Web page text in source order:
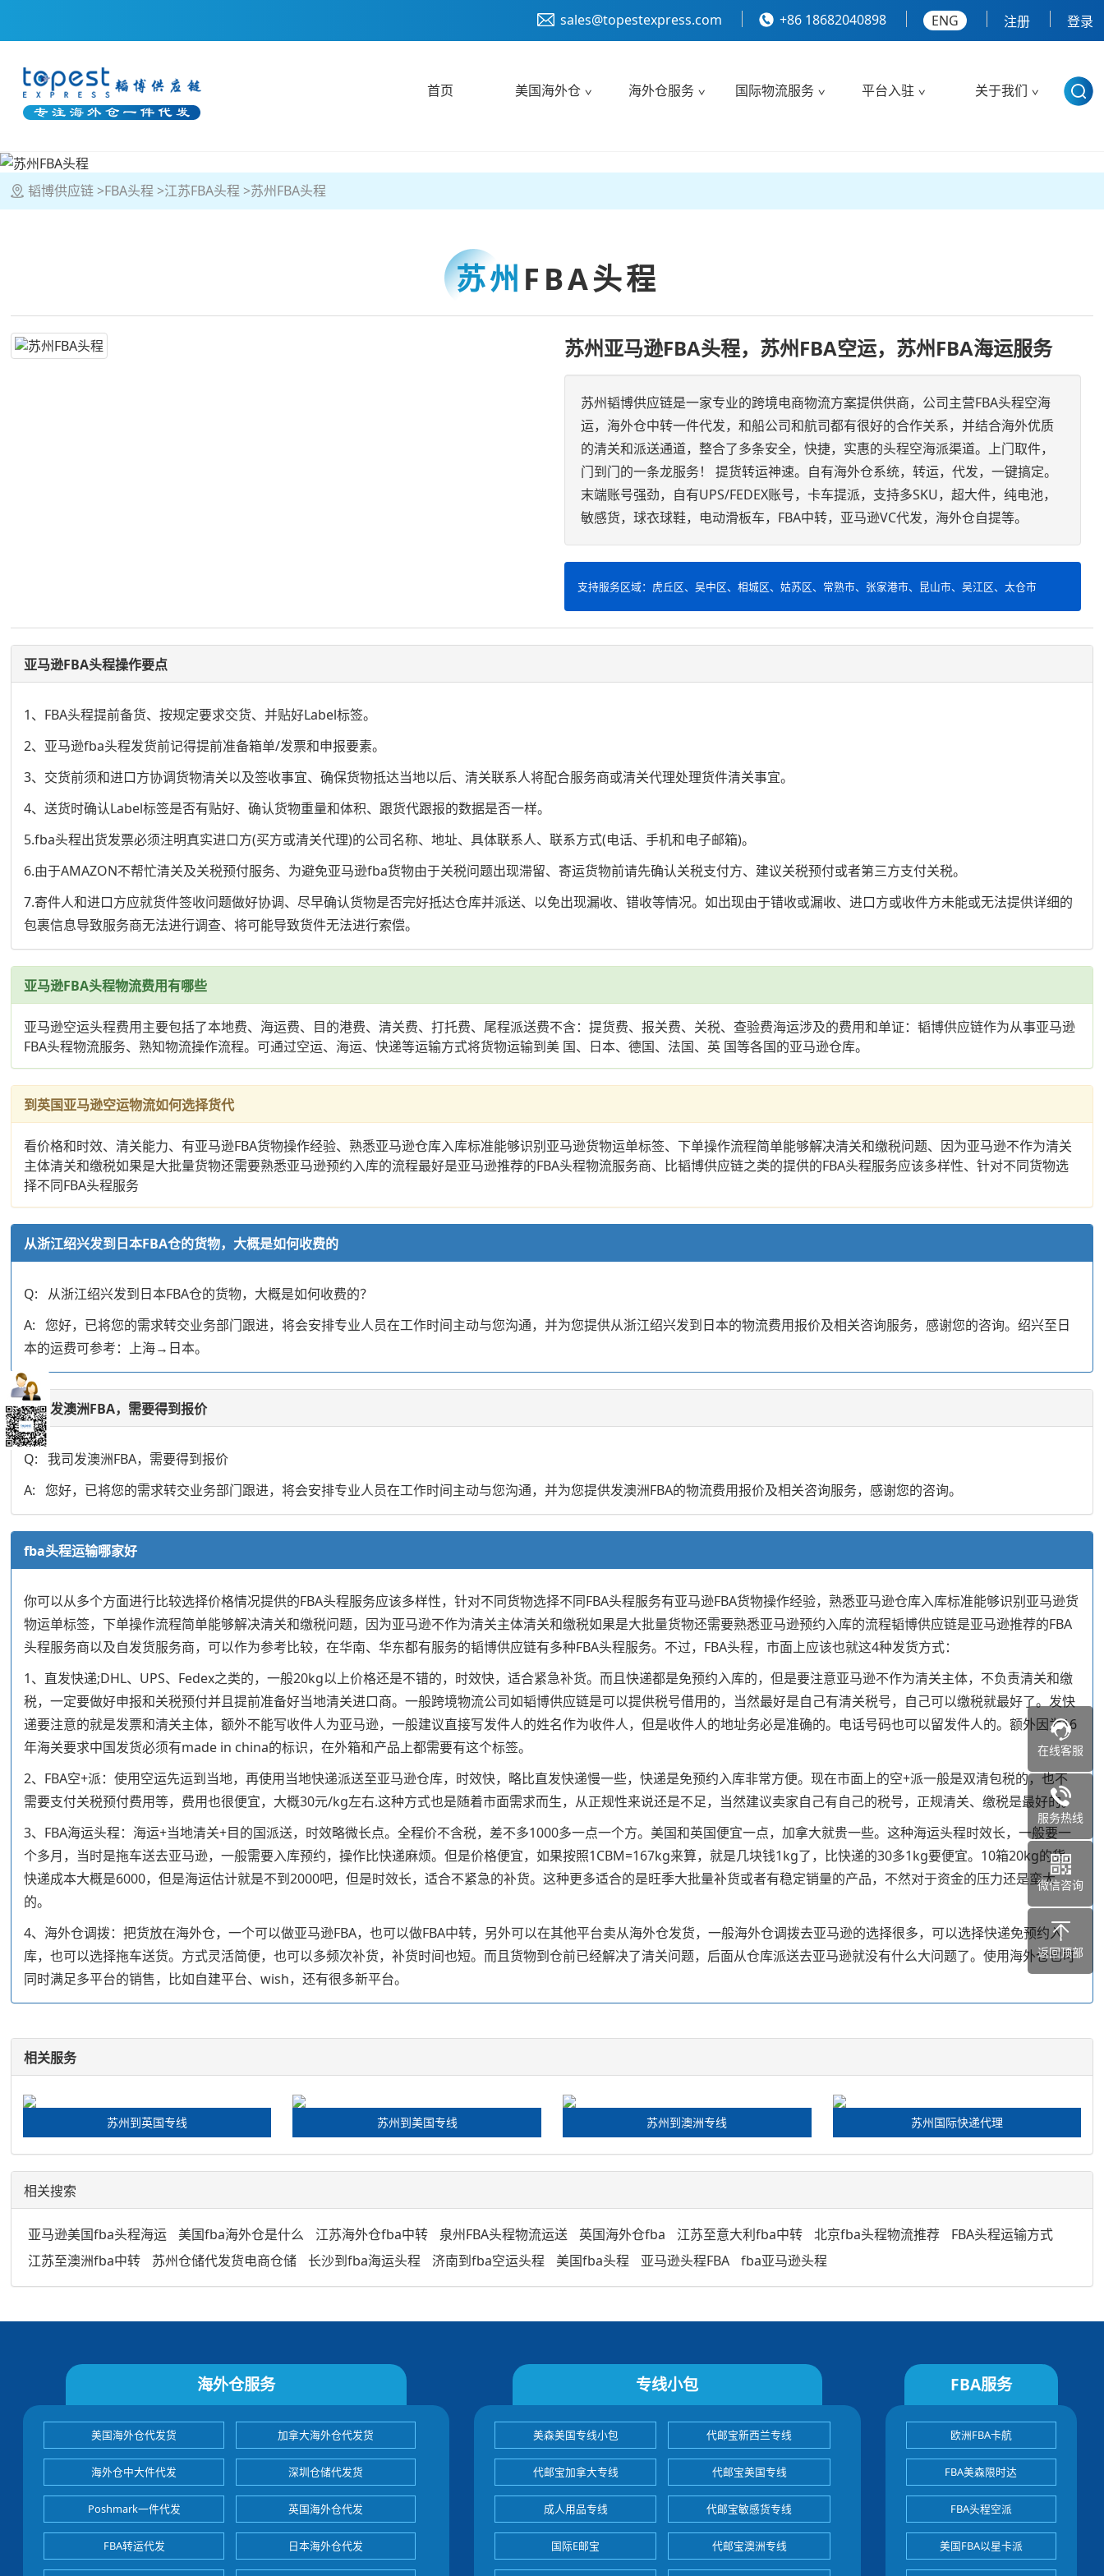
sales@topestexpress.com +86 18682040898 ENG 注册 登录
首页 美国海外仓 海外仓服务 国际物流服务 平台入驻 关于我们
韬博供应链 FBA头程 江苏FBA头程 苏州FBA头程
苏州 FBA头程
苏州亚马逊FBA头程，苏州FBA空运，苏州FBA海运服务
苏州韬博供应链是一家专业的跨境电商物流方案提供供商，公司主营FBA头程空海
运，海外仓中转一件代发，和船公司和航司都有很好的合作关系，并结合海外优质
的清关和派送通道，整合了多条安全，快捷，实惠的头程空海派渠道。上门取件，
门到门的一条龙服务！ 提货转运神速。自有海外仓系统，转运，代发，一键搞定。
末端账号强劲，自有UPS/FEDEX账号，卡车提派，支持多SKU，超大件，纯电池，
敏感货，球衣球鞋，电动滑板车，FBA中转，亚马逊VC代发，海外仓自提等。
支持服务区域：虎丘区、吴中区、相城区、姑苏区、常熟市、张家港市、昆山市、吴江区、太仓市
亚马逊FBA头程操作要点
1、FBA头程提前备货、按规定要求交货、并贴好Label标签。
2、亚马逊fba头程发货前记得提前准备箱单/发票和申报要素。
3、交货前须和进口方协调货物清关以及签收事宜、确保货物抵达当地以后、清关联系人将配合服务商或清关代理处理货件清关事宜。
4、送货时确认Label标签是否有贴好、确认货物重量和体积、跟货代跟报的数据是否一样。
5.fba头程出货发票必须注明真实进口方(买方或清关代理)的公司名称、地址、具体联系人、联系方式(电话、手机和电子邮箱)。
6.由于AMAZON不帮忙清关及关税预付服务、为避免亚马逊fba货物由于关税问题出现滞留、寄运货物前请先确认关税支付方、建议关税预付或者第三方支付关税。
7.寄件人和进口方应就货件签收问题做好协调、尽早确认货物是否完好抵达仓库并派送、以免出现漏收、错收等情况。如出现由于错收或漏收、进口方或收件方未能或无法提供详细的
包裹信息导致服务商无法进行调查、将可能导致货件无法进行索偿。
亚马逊FBA头程物流费用有哪些
亚马逊空运头程费用主要包括了本地费、海运费、目的港费、清关费、打托费、尾程派送费不含：提货费、报关费、关税、查验费海运涉及的费用和单证：韬博供应链作为从事亚马逊
FBA头程物流服务、熟知物流操作流程。可通过空运、海运、快递等运输方式将货物运输到美 国、日本、德国、法国、英 国等各国的亚马逊仓库。
到英国亚马逊空运物流如何选择货代
看价格和时效、清关能力、有亚马逊FBA货物操作经验、熟悉亚马逊仓库入库标准能够识别亚马逊货物运单标签、下单操作流程简单能够解决清关和缴税问题、因为亚马逊不作为清关
主体清关和缴税如果是大批量货物还需要熟悉亚马逊预约入库的流程最好是亚马逊推荐的FBA头程物流服务商、比韬博供应链之类的提供的FBA头程服务应该多样性、针对不同货物选
择不同FBA头程服务
从浙江绍兴发到日本FBA仓的货物，大概是如何收费的
Q: 从浙江绍兴发到日本FBA仓的货物，大概是如何收费的？
A: 您好，已将您的需求转交业务部门跟进，将会安排专业人员在工作时间主动与您沟通，并为您提供从浙江绍兴发到日本的物流费用报价及相关咨询服务，感谢您的咨询。绍兴至日
本的运费可参考：上海→日本。
我司发澳洲FBA，需要得到报价
Q: 我司发澳洲FBA，需要得到报价
A: 您好，已将您的需求转交业务部门跟进，将会安排专业人员在工作时间主动与您沟通，并为您提供发澳洲FBA的物流费用报价及相关咨询服务，感谢您的咨询。
fba头程运输哪家好
你可以从多个方面进行比较选择价格情况提供的FBA头程服务应该多样性，针对不同货物选择不同FBA头程服务有亚马逊FBA货物操作经验，熟悉亚马逊仓库入库标准能够识别亚马逊货
物运单标签，下单操作流程简单能够解决清关和缴税问题，因为亚马逊不作为清关主体清关和缴税如果是大批量货物还需要熟悉亚马逊预约入库的流程韬博供应链是亚马逊推荐的FBA
头程服务商以及自发货服务商，可以作为参考比较，在华南、华东都有服务的韬博供应链有多种FBA头程服务。不过，FBA头程，市面上应该也就这4种发货方式：
1、直发快递;DHL、UPS、Fedex之类的，一般20kg以上价格还是不错的，时效快，适合紧急补货。而且快递都是免预约入库的，但是要注意亚马逊不作为清关主体，不负责清关和缴
税，一定要做好申报和关税预付并且提前准备好当地清关进口商。一般跨境物流公司如韬博供应链是可以提供税号借用的，当然最好是自己有清关税号，自己可以缴税就最好了。发快
递要注意的就是发票和清关主体，额外不能写收件人为亚马逊，一般建议直接写发件人的姓名作为收件人，但是收件人的地址务必是准确的。电话号码也可以留发件人的。额外因为16
年海关要求中国发货必须有made in china的标识，在外箱和产品上都需要有这个标签。
2、FBA空+派：使用空运先运到当地，再使用当地快递派送至亚马逊仓库，时效快，略比直发快递慢一些，快递是免预约入库非常方便。现在市面上的空+派一般是双清包税的，也不
需要支付关税预付费用等，费用也很便宜，大概30元/kg左右.这种方式也是随着市面需求而生，从正规性来说还是不足，当然建议卖家自己有自己的税号，正规清关、缴税是最好的。
3、FBA海运头程：海运+当地清关+目的国派送，时效略微长点。全程价不含税，差不多1000多一点一个方。美国和英国便宜一点，加拿大就贵一些。这种海运头程时效长，一般要一
个多月，当时是拖车送去亚马逊，一般需要入库预约，操作比快递麻烦。但是价格便宜，如果按照1CBM=167kg来算，就是几块钱1kg了，比快递的30多1kg要便宜。10箱20kg的货，
快递成本大概是6000，但是海运估计就是不到2000吧，但是时效长，适合不紧急的补货。这种更多适合的是旺季大批量补货或者有稳定销量的产品，不然对于资金的压力还是蛮大
的。
4、海外仓调拨：把货放在海外仓，一个可以做亚马逊FBA，也可以做FBA中转，另外可以在其他平台卖从海外仓发货，一般海外仓调拨去亚马逊的选择很多，可以选择快递免预约入
库，也可以选择拖车送货。方式灵活简便，也可以多频次补货，补货时间也短。而且货物到仓前已经解决了清关问题，后面从仓库派送去亚马逊就没有什么大问题了。使用海外仓也可
同时满足多平台的销售，比如自建平台、wish，还有很多新平台。
相关服务
苏州到英国专线 苏州到美国专线 苏州到澳洲专线 苏州国际快递代理
相关搜索
亚马逊美国fba头程海运 美国fba海外仓是什么 江苏海外仓fba中转 泉州FBA头程物流运送 英国海外仓fba 江苏至意大利fba中转 北京fba头程物流推荐
FBA头程运输方式
江苏至澳洲fba中转
苏州仓储代发货电商仓储 长沙到fba海运头程 济南到fba空运头程 美国fba头程 亚马逊头程FBA fba亚马逊头程
海外仓服务
美国海外仓代发货 加拿大海外仓代发货
海外仓中大件代发 深圳仓储代发货
Poshmark一件代发 英国海外仓代发
FBA转运代发 日本海外仓代发
专线小包
美森美国专线小包 代邮宝新西兰专线
代邮宝加拿大专线 代邮宝美国专线
成人用品专线 代邮宝敏感货专线
国际E邮宝 代邮宝澳洲专线
FBA服务
欧洲FBA卡航
FBA美森限时达
FBA头程空派
美国FBA以星卡派
在线客服
服务热线
微信咨询
返回顶部